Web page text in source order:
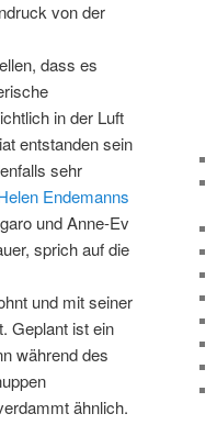
von der
dass es
in der Luft
entstanden sein
sehr
Endemanns
und Anne-Ev
sprich auf die
und mit seiner
Geplant ist ein
während des
ähnlich.